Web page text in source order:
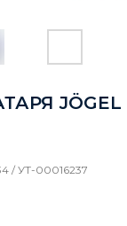
JÖGEL
/ УТ-00016237